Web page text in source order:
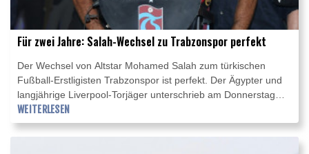
Für zwei Jahre: Salah-Wechsel zu Trabzonspor perfekt
Der Wechsel von Altstar Mohamed Salah zum türkischen
Fußball-Erstligisten Trabzonspor ist perfekt. Der Ägypter und
langjährige Liverpool-Torjäger unterschrieb am Donnerstag
einen Vertrag über zwei Jahre. Salah trug bei der Unterschrift
ein Trikot des Klubs, der im Vorfeld vom "ersten Schritt einer
unvergesslichen Reise" gesprochen hatte.
WEITERLESEN